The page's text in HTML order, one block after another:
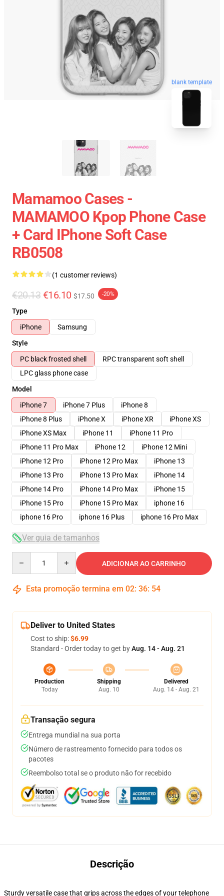
blank template
Mamamoo Cases -
MAMAMOO Kpop Phone Case
+ Card IPhone Soft Case
RB0508
(1 customer reviews)
€20.13 €16.10 $17.50 -20%
Type
iPhone
Samsung
Style
PC black frosted shell
RPC transparent soft shell
LPC glass phone case
Model
iPhone 7
iPhone 7 Plus
iPhone 8
iPhone 8 Plus
iPhone X iPhone XR
iPhone XS
iPhone XS Max
iPhone 11
iPhone 11 Pro
iPhone 11 Pro Max
iPhone 12
iPhone 12 Mini
iPhone 12 Pro
iPhone 12 Pro Max
iPhone 13
iPhone 13 Pro
iPhone 13 Pro Max
iPhone 14
iPhone 14 Pro
iPhone 14 Pro Max
iPhone 15
iPhone 15 Pro
iPhone 15 Pro Max
iphone 16
iphone 16 Pro
iphone 16 Plus iphone 16 Pro Max
Ver guia de tamanhos
ADICIONAR AO CARRINHO
Esta promoção termina em 02: 36: 54
Deliver to United States
Cost to ship:$6.99
Standard - Order today to get byAug. 14 - Aug. 21
Production
Today
Shipping
Aug. 10
Delivered
Aug. 14 - Aug. 21
Transação segura
Entrega mundial na sua porta
Número de rastreamento fornecido para todos os
pacotes
Reembolso total se o produto não for recebido
Descrição
Sturdy versatile case that grips across the edges of your telephone